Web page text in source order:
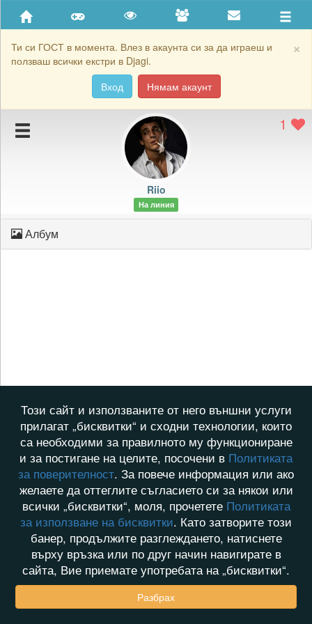
×
Ти си ГОСТ в момента. Влез в акаунта си за да играеш и
ползваш всички екстри в Djagi.
Вход
Нямам акаунт
Приятели
Хронология на игри
Подаръците на Riio 1
Riio
На линия
Албум
Този сайт и използваните от него външни услуги
прилагат „бисквитки“ и сходни технологии, които
са необходими за правилното му функциониране
и за постигане на целите, посочени в Политиката
за поверителност. За повече информация или ако
желаете да оттеглите съгласието си за някои или
всички „бисквитки“, моля, прочетете Политиката
за използване на бисквитки. Като затворите този
банер, продължите разглеждането, натиснете
върху връзка или по друг начин навигирате в
сайта, Вие приемате употребата на „бисквитки“.
Разбрах